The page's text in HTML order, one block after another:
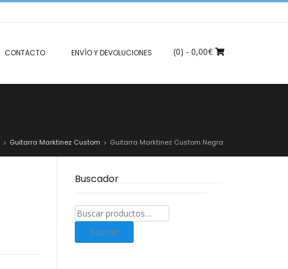
CONTACTO ENVÍO Y DEVOLUCIONES (0) - 0,00€
> Guitarra Marktinez Custom > Guitarra Marktinez Custom Negra
Buscador
Buscar
productos:
Buscar